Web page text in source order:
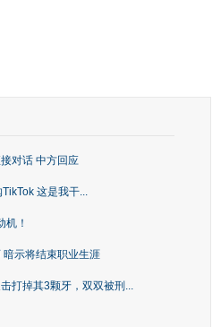
对话 中方回应
这是我干...
机！
示将结束职业生涯
打掉其3颗牙，双双被刑...